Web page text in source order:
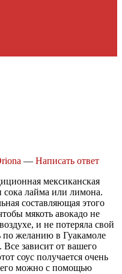
— Написать ответ
мексиканская
сока лайма или лимона.
составляющая этого
мякоть авокадо не
и не потеряла свой
по желанию в Гуакамоле
зависит от вашего
соус получается очень
можно с помощью